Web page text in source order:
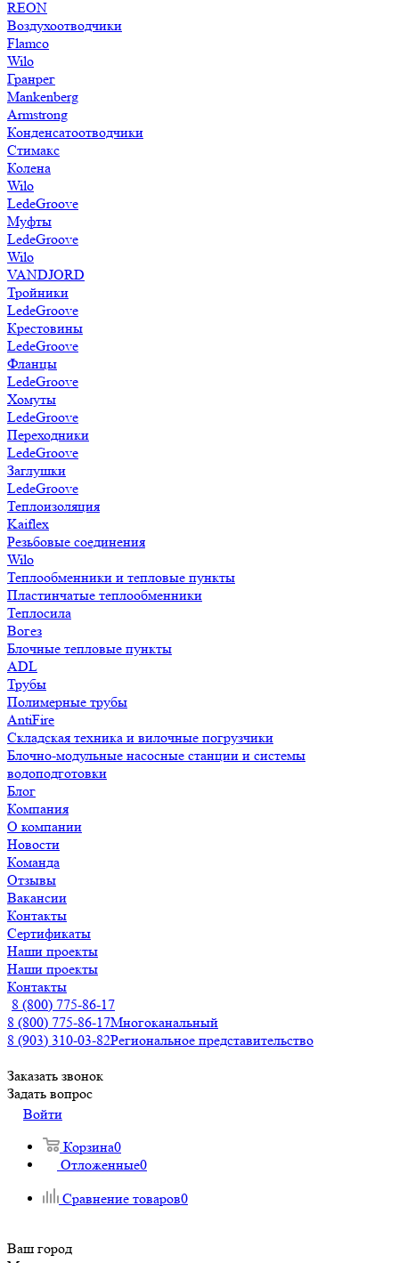
REON
Воздухоотводчики
Flamco
Wilo
Гранрег
Mankenberg
Armstrong
Конденсатоотводчики
Стимакс
Колена
Wilo
LedeGroove
Муфты
LedeGroove
Wilo
VANDJORD
Тройники
LedeGroove
Крестовины
LedeGroove
Фланцы
LedeGroove
Хомуты
LedeGroove
Переходники
LedeGroove
Заглушки
LedeGroove
Теплоизоляция
Kaiflex
Резьбовые соединения
Wilo
Теплообменники и тепловые пункты
Пластинчатые теплообменники
Теплосила
Вогез
Блочные тепловые пункты
ADL
Трубы
Полимерные трубы
AntiFire
Складская техника и вилочные погрузчики
Блочно-модульные насосные станции и системы
водоподготовки
Блог
Компания
О компании
Новости
Команда
Отзывы
Вакансии
Контакты
Сертификаты
Наши проекты
Наши проекты
Контакты
8 (800) 775-86-17
8 (800) 775-86-17Многоканальный
8 (903) 310-03-82Региональное представительство
Заказать звонок
Задать вопрос
Войти
Корзина0
Отложенные0
Сравнение товаров0
Ваш город